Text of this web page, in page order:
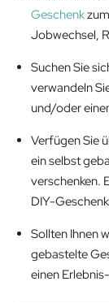
Geschenk
Jobwechsel,
Suchen Sie
verwandeln
und/oder
Verfügen Sie
ein selbst
verschenken.
DIY-
Sollten Ihnen
gebastelte
einen